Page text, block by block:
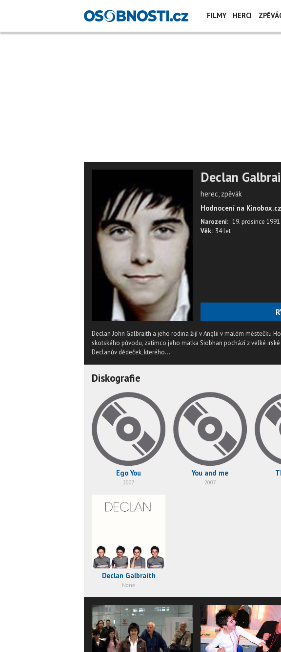
FILMY HERCI
Declan
herec, zpěvák
Hodnocení na
Narození: 19. prosince 1991
Věk: 34 let
Declan John Galbraith a jeho rodina žijí v Anglii v malém městečku
skotského původu, zatímco jeho matka Siobhan pochází z velké
Declanův dědeček, kterého...
Diskografie
Ego You
2007
You and me
2007
Declan Galbraith
None